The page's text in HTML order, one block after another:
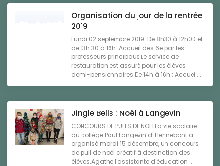
Organisation du jour de la rentrée
2019
Lundi 02 septembre 2019 :De 8h30 à 12h00 et
de 13h 30 à 16h: Accueil des 6e par les
professeurs principaux.Le service de
restauration est assuré pour les élèves
demi-pensionnaires.De 14h à 16h : Accuei ...
Jingle Bells : Noël à Langevin
CONCOURS DE PULLS DE NOELLa vie scolaire
du collège Paul Langevin d' Hennebont a
organisé mardi 15 décembre, un concours
de pull de noël créatif à destination des
élèves.Agathe l'assistante d'éducation ...